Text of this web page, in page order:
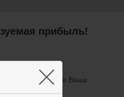
×
прибыль!
Чем лучше Ваша